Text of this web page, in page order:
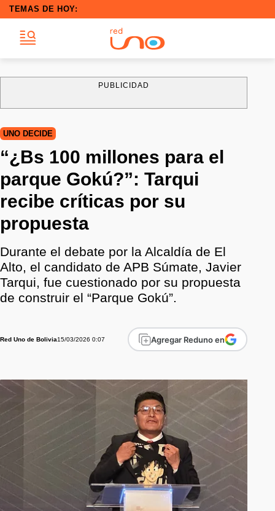
TEMAS DE HOY:
PUBLICIDAD
UNO DECIDE
“¿Bs 100 millones para el
parque Gokú?”: Tarqui
recibe críticas por su
propuesta
Durante el debate por la Alcaldía de El
Alto, el candidato de APB Súmate, Javier
Tarqui, fue cuestionado por su propuesta
de construir el “Parque Gokú”.
Red Uno de Bolivia15/03/2026 0:07 Agregar Reduno en